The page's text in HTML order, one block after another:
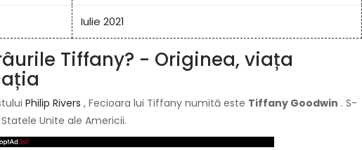
Iulie 2021
Tiffany? - Originea, viața
Philip Rivers , Fecioara lui Tiffany numită este Tiffany Goodwin . S-
Unite ale Americii.